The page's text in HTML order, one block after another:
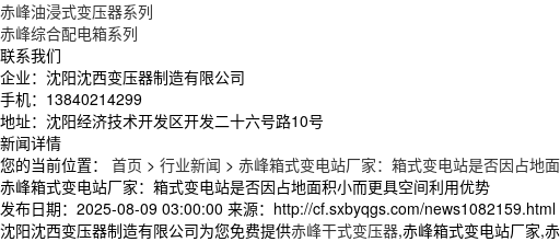
赤峰油浸式变压器系列
赤峰综合配电箱系列
联系我们
企业：沈阳沈西变压器制造有限公司
手机：13840214299
地址：沈阳经济技术开发区开发二十六号路10号
新闻详情
您的当前位置： 首页 > 行业新闻 > 赤峰箱式变电站厂家：箱式变电站是否因占地
赤峰箱式变电站厂家：箱式变电站是否因占地面积小而更具空间利用优势
发布日期： 2025-08-09 03:00:00 来源： http://cf.sxbyqgs.com/news1082159.html
沈阳沈西变压器制造有限公司为您免费提供赤峰干式变压器,赤峰箱式变电站厂家,